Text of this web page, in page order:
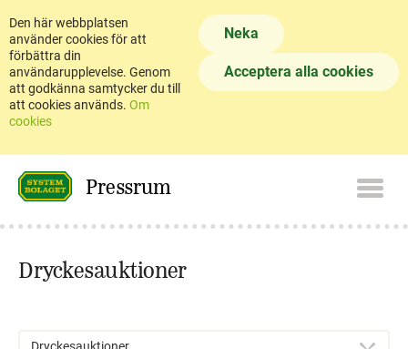
Den här webbplatsen
använder cookies för att
förbättra din
användarupplevelse. Genom
att godkänna samtycker du till
att cookies används. Om
cookies
Neka
Acceptera alla cookies
Pressrum
Dryckesauktioner